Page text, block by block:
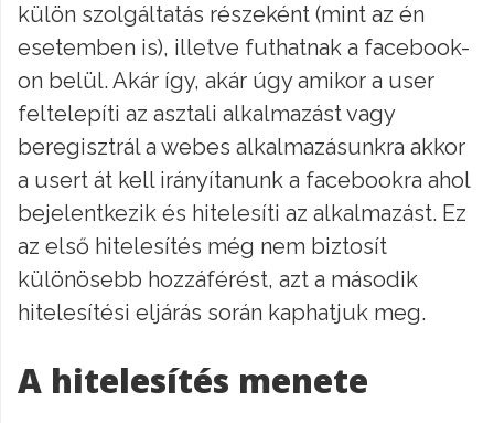
külön szolgáltatás részeként (mint az én
esetemben is), illetve futhatnak a facebook-
on belül. Akár így, akár úgy amikor a user
feltelepíti az asztali alkalmazást vagy
beregisztrál a webes alkalmazásunkra akkor
a usert át kell irányítanunk a facebookra ahol
bejelentkezik és hitelesíti az alkalmazást. Ez
az első hitelesítés még nem biztosít
különösebb hozzáférést, azt a második
hitelesítési eljárás során kaphatjuk meg.
A hitelesítés menete